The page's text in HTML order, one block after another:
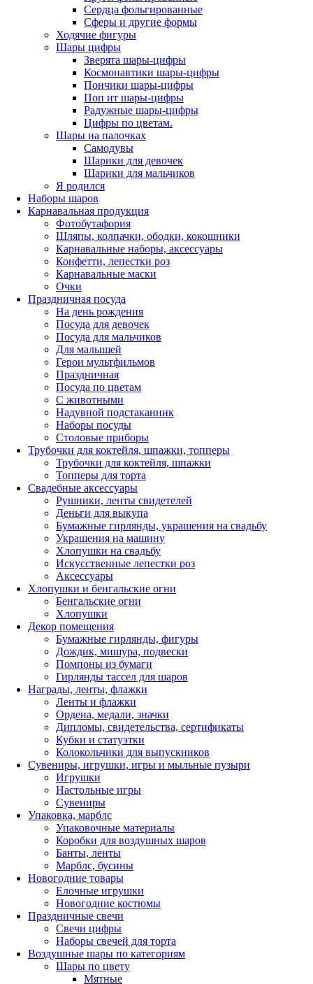
Сердца фольгированные
Сферы и другие формы
Ходячие фигуры
Шары цифры
Зверята шары-цифры
Космонавтики шары-цифры
Пончики шары-цифры
Поп ит шары-цифры
Радужные шары-цифры
Цифры по цветам.
Шары на палочках
Самодувы
Шарики для девочек
Шарики для мальчиков
Я родился
Наборы шаров
Карнавальная продукция
Фотобутафория
Шляпы, колпачки, ободки, кокошники
Карнавальные наборы, аксессуары
Конфетти, лепестки роз
Карнавальные маски
Очки
Праздничная посуда
На день рождения
Посуда для девочек
Посуда для мальчиков
Для малышей
Герои мультфильмов
Праздничная
Посуда по цветам
С животными
Надувной подстаканник
Наборы посуды
Столовые приборы
Трубочки для коктейля, шпажки, топперы
Трубочки для коктейля, шпажки
Топперы для торта
Свадебные аксессуары
Рушники, ленты свидетелей
Деньги для выкупа
Бумажные гирлянды, украшения на свадьбу
Украшения на машину
Хлопушки на свадьбу
Искусственные лепестки роз
Аксессуары
Хлопушки и бенгальские огни
Бенгальские огни
Хлопушки
Декор помещения
Бумажные гирлянды, фигуры
Дождик, мишура, подвески
Помпоны из бумаги
Гирлянды тассел для шаров
Награды, ленты, флажки
Ленты и флажки
Ордена, медали, значки
Дипломы, свидетельства, сертификаты
Кубки и статуэтки
Колокольчики для выпускников
Сувениры, игрушки, игры и мыльные пузыри
Игрушки
Настольные игры
Сувениры
Упаковка, марблс
Упаковочные материалы
Коробки для воздушных шаров
Банты, ленты
Марблс, бусины
Новогодние товары
Елочные игрушки
Новогодние костюмы
Праздничные свечи
Свечи цифры
Наборы свечей для торта
Воздушные шары по категориям
Шары по цвету
Мятные